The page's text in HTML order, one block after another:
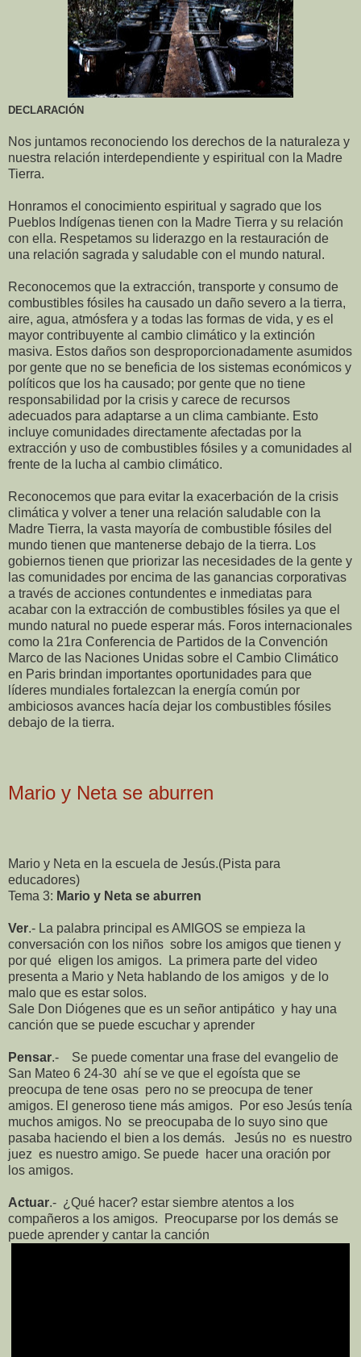
DECLARACIÓN
Nos juntamos reconociendo los derechos de la naturaleza y
nuestra relación interdependiente y espiritual con la Madre
Tierra.
Honramos el conocimiento espiritual y sagrado que los
Pueblos Indígenas tienen con la Madre Tierra y su relación
con ella. Respetamos su liderazgo en la restauración de
una relación sagrada y saludable con el mundo natural.
Reconocemos que la extracción, transporte y consumo de
combustibles fósiles ha causado un daño severo a la tierra,
aire, agua, atmósfera y a todas las formas de vida, y es el
mayor contribuyente al cambio climático y la extinción
masiva. Estos daños son desproporcionadamente asumidos
por gente que no se beneficia de los sistemas económicos y
políticos que los ha causado; por gente que no tiene
responsabilidad por la crisis y carece de recursos
adecuados para adaptarse a un clima cambiante. Esto
incluye comunidades directamente afectadas por la
extracción y uso de combustibles fósiles y a comunidades al
frente de la lucha al cambio climático.
Reconocemos que para evitar la exacerbación de la crisis
climática y volver a tener una relación saludable con la
Madre Tierra, la vasta mayoría de combustible fósiles del
mundo tienen que mantenerse debajo de la tierra. Los
gobiernos tienen que priorizar las necesidades de la gente y
las comunidades por encima de las ganancias corporativas
a través de acciones contundentes e inmediatas para
acabar con la extracción de combustibles fósiles ya que el
mundo natural no puede esperar más. Foros internacionales
como la 21ra Conferencia de Partidos de la Convención
Marco de las Naciones Unidas sobre el Cambio Climático
en Paris brindan importantes oportunidades para que
líderes mundiales fortalezcan la energía común por
ambiciosos avances hacía dejar los combustibles fósiles
debajo de la tierra.
Mario y Neta se aburren
Mario y Neta en la escuela de Jesús.(Pista para
educadores)
Tema 3: Mario y Neta se aburren
Ver.- La palabra principal es AMIGOS se empieza la
conversación con los niños sobre los amigos que tienen y
por qué eligen los amigos.
La primera parte del video
presenta a Mario y Neta hablando de los amigos y de lo
malo que es estar solos.
Sale Don Diógenes que es un señor antipático y hay una
canción que se puede escuchar y aprender
Pensar.- Se puede comentar una frase del evangelio de
San Mateo 6 24-30 ahí se ve que el egoísta que se
preocupa de tene osas pero no se preocupa de tener
amigos. El generoso tiene más amigos.
Por eso Jesús tenía
muchos amigos. No se preocupaba de lo suyo sino que
pasaba haciendo el bien a los demás.
Jesús no es nuestro
juez es nuestro amigo. Se puede hacer una oración por
los amigos.
Actuar.- ¿Qué hacer? estar siembre atentos a los
compañeros a los amigos.
Preocuparse por los demás se
puede aprender y cantar la canción